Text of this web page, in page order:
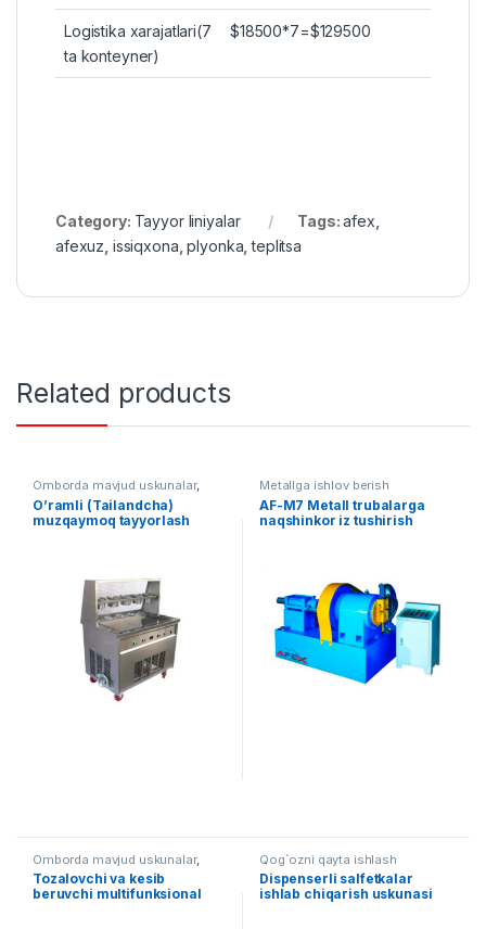
Logistika xarajatlari(7
ta konteyner)
$18500*7=$129500
Category: Tayyor liniyalar Tags:afex
afexuz issiqxona ,plyonka ,teplitsa
Related products
Omborda mavjud uskunalar,
Oziq ovqat
O’ramli (Tailandcha)
muzqaymoq tayyorlash
Metallga ishlov berish
AF-M7 Metall trubalarga
naqshinkor iz tushirish
Omborda mavjud uskunalar,
Oziq ovqat
Tozalovchi va kesib
beruvchi multifunksional
Qog`ozni qayta ishlash
Dispenserli salfetkalar
ishlab chiqarish uskunasi